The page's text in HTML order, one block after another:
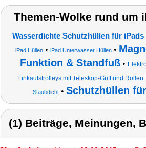
Themen-Wolke rund um
Wasserdichte Schutzhüllen für iPads
iPad Hüllen• iPad Unterwasser Hüllen•
Funktion & Standfuß •
Einkaufstrolleys mit Teleskop-Griff und Rollen
Staubdicht • Schutzhüllen
(1) Beiträge, Meinungen,